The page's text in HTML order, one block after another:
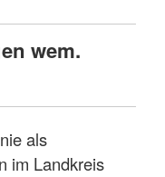
wem.
als
im Landkreis